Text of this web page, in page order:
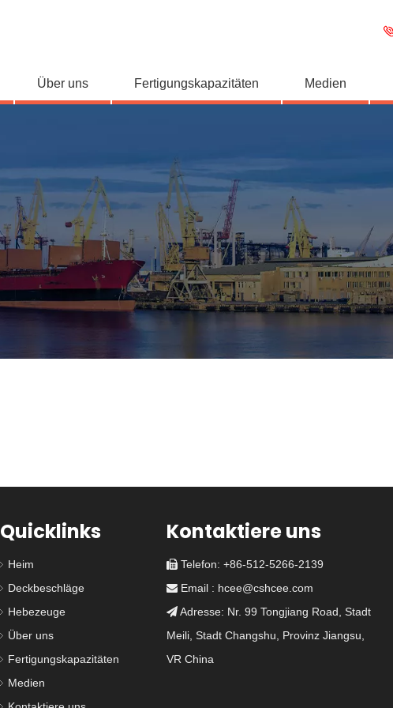
Über uns Fertigungskapazitäten Medien
Quicklinks
Heim
Deckbeschläge
Hebezeuge
Über uns
Fertigungskapazitäten
Medien
Kontaktiere uns
Telefon: +86-512-5266-2139
Email : hcee@cshcee.com
Adresse: Nr. 99 Tongjiang Road, Stadt
Meili, Stadt Changshu, Provinz Jiangsu,
VR China
DF-343-5 4 Hunde
erhöhte wasserdichte
Hundefarbenhuge für
Gefäße